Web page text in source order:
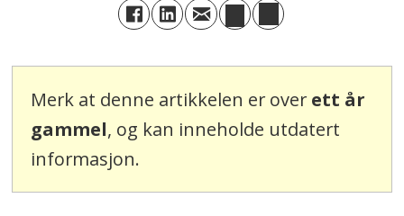
Merk at denne artikkelen er over ett år
gammel, og kan inneholde utdatert
informasjon.